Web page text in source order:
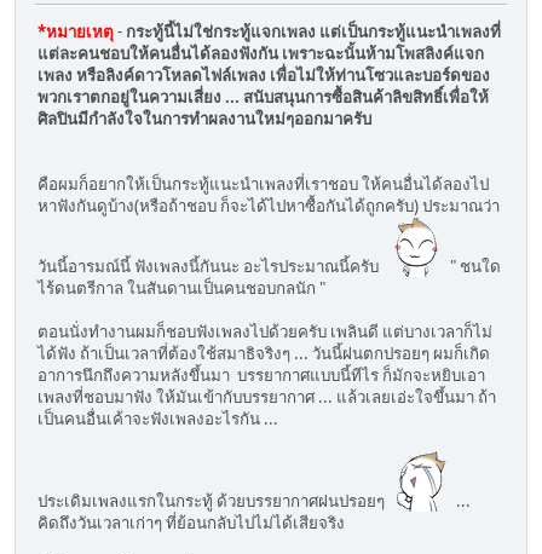
*หมายเหตุ- กระทู้นี้ไม่ใช่กระทู้แจกเพลง แต่เป็นกระทู้แนะนำเพลงที่
แต่ละคนชอบให้คนอื่นได้ลองฟังกัน เพราะฉะนั้นห้ามโพสลิงค์แจก
เพลง หรือลิงค์ดาวโหลดไฟล์เพลง เพื่อไม่ให้ท่านโซวและบอร์ดของ
พวกเราตกอยู่ในความเสี่ยง ... สนับสนุนการซื้อสินค้าลิขสิทธิ์เพื่อให้
ศิลปินมีกำลังใจในการทำผลงานใหม่ๆออกมาครับ
คือผมก็อยากให้เป็นกระทู้แนะนำเพลงที่เราชอบ ให้คนอื่นได้ลองไป
หาฟังกันดูบ้าง(หรือถ้าชอบ ก็จะได้ไปหาซื้อกันได้ถูกครับ) ประมาณว่า
วันนี้อารมณ์นี้ ฟังเพลงนี้กันนะ อะไรประมาณนี้ครับ
" ชนใด
ไร้ดนตรีกาล ในสันดานเป็นคนชอบกลนัก "
ตอนนั่งทำงานผมก็ชอบฟังเพลงไปด้วยครับ เพลินดี แต่บางเวลาก็ไม่
ได้ฟัง ถ้าเป็นเวลาที่ต้องใช้สมาธิจริงๆ ... วันนี้ฝนตกปรอยๆ ผมก็เกิด
อาการนึกถึงความหลังขึ้นมา บรรยากาศแบบนี้ทีไร ก็มักจะหยิบเอา
เพลงที่ชอบมาฟัง ให้มันเข้ากับบรรยากาศ ... แล้วเลยเอ่ะใจขึ้นมา ถ้า
เป็นคนอื่นเค้าจะฟังเพลงอะไรกัน ...
ประเดิมเพลงแรกในกระทู้ ด้วยบรรยากาศฝนปรอยๆ
...
คิดถึงวันเวลาเก่าๆ ที่ย้อนกลับไปไม่ได้เสียจริง